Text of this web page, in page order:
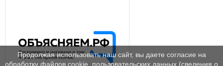
Продолжая использовать наш сайт, вы даете согласие на
обработку файлов cookie, пользовательских данных (сведения о